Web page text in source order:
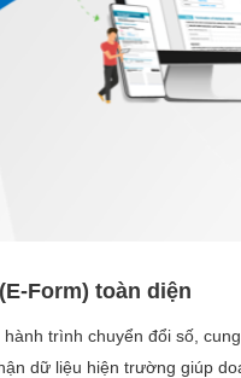
Form) toàn diện
trình chuyển đổi số,
dữ liệu hiện trường giúp